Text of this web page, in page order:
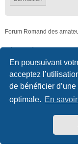
En poursuivant
acceptez
de bénéficier
optimale. En
Forum Romand des
Traduction française
Style we_universal
Confidentialité